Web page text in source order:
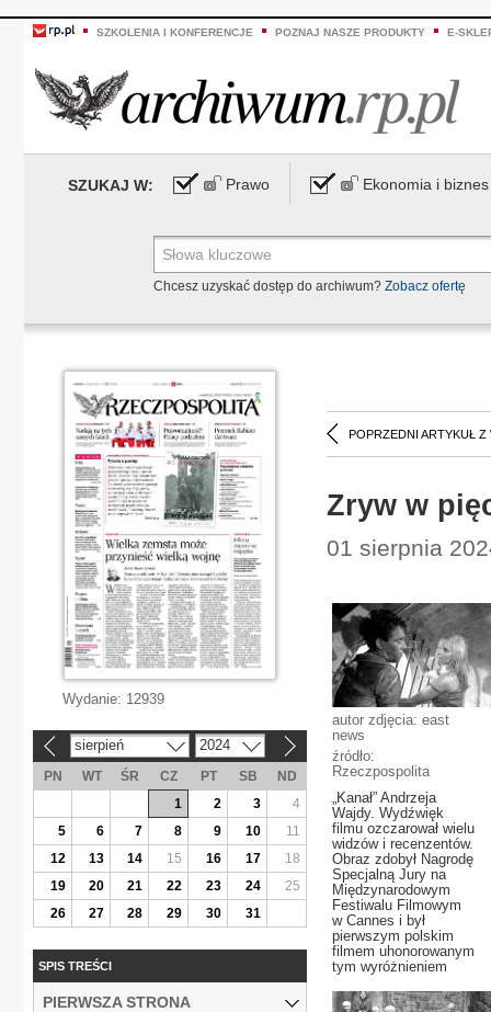
SZKOLENIA I KONFERENCJE POZNAJ NASZE PRODUKTY E-
SZUKAJ W: Prawo Ekonomia i biznes
Chcesz uzyskać dostęp do archiwum? Zobacz ofertę
POPRZEDNI ARTYKUŁ Z
Zryw w
01 sierpnia
autor zdjęcia: east
news
źródło:
Rzeczpospolita
„Kanał” Andrzeja
Wajdy. Wydźwięk
filmu ozczarował wielu
widzów i recenzentów.
Obraz zdobył Nagrodę
Specjalną Jury na
Międzynarodowym
Festiwalu Filmowym
w Cannes i był
pierwszym polskim
filmem uhonorowanym
tym wyróżnieniem
Wydanie: 12939
sierpień 2024
PN WT ŚR CZ PT SB
ND
1
2 3
4
5
6 7 8 9 10
11
12
13 14 15 16 17
18
19
20 21 22 23 24
25
26
27 28 29 30 31
SPIS TREŚCI
PIERWSZA STRONA